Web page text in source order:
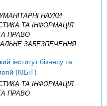
НАУКИ
ТА ІНФОРМАЦІЯ
ПРАВО
ЗАБЕЗПЕЧЕННЯ
інститут бізнесу та
(КІБіТ)
ТА ІНФОРМАЦІЯ
ПРАВО